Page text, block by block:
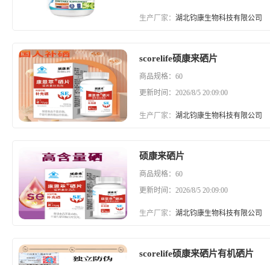
生产厂家： 湖北钧康生物科技有限公司
scorelife硕康来硒片
商品规格：60
更新时间：2026/8/5 20:09:00
生产厂家： 湖北钧康生物科技有限公司
硕康来硒片
商品规格：60
更新时间：2026/8/5 20:09:00
生产厂家： 湖北钧康生物科技有限公司
scorelife硕康来硒片有机硒片